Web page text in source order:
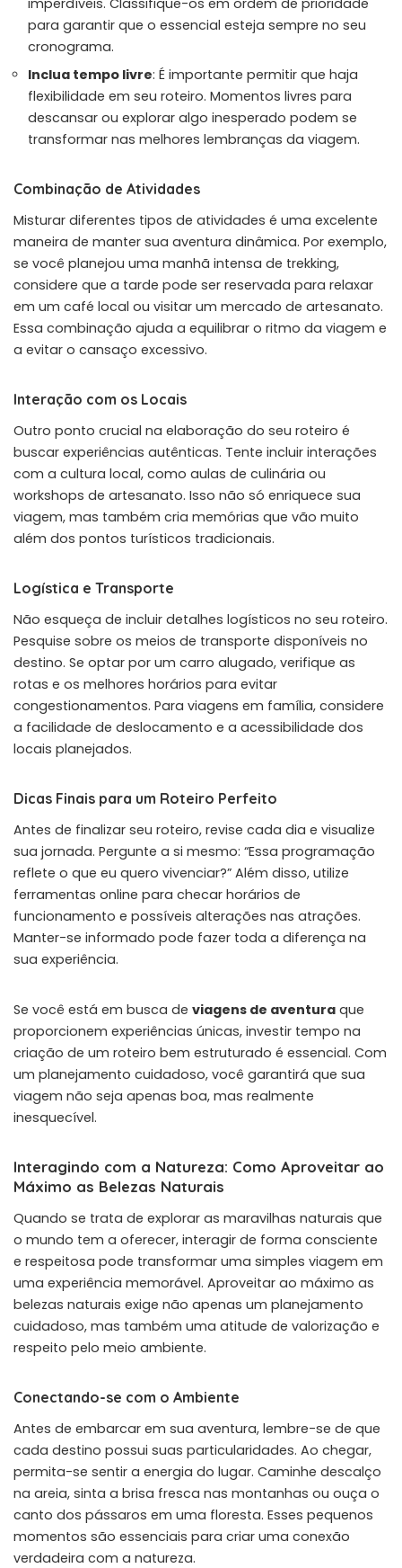
para garantir que o essencial esteja sempre no seu
cronograma.
Inclua tempo livre: É importante permitir que haja
flexibilidade em seu roteiro. Momentos livres para
descansar ou explorar algo inesperado podem se
transformar nas melhores lembranças da viagem.
Combinação de Atividades
Misturar diferentes tipos de atividades é uma excelente
maneira de manter sua aventura dinâmica. Por exemplo,
se você planejou uma manhã intensa de trekking,
considere que a tarde pode ser reservada para relaxar
em um café local ou visitar um mercado de artesanato.
Essa combinação ajuda a equilibrar o ritmo da viagem e
a evitar o cansaço excessivo.
Interação com os Locais
Outro ponto crucial na elaboração do seu roteiro é
buscar experiências autênticas. Tente incluir interações
com a cultura local, como aulas de culinária ou
workshops de artesanato. Isso não só enriquece sua
viagem, mas também cria memórias que vão muito
além dos pontos turísticos tradicionais.
Logística e Transporte
Não esqueça de incluir detalhes logísticos no seu roteiro.
Pesquise sobre os meios de transporte disponíveis no
destino. Se optar por um carro alugado, verifique as
rotas e os melhores horários para evitar
congestionamentos. Para viagens em família, considere
a facilidade de deslocamento e a acessibilidade dos
locais planejados.
Dicas Finais para um Roteiro Perfeito
Antes de finalizar seu roteiro, revise cada dia e visualize
sua jornada. Pergunte a si mesmo: “Essa programação
reflete o que eu quero vivenciar?” Além disso, utilize
ferramentas online para checar horários de
funcionamento e possíveis alterações nas atrações.
Manter-se informado pode fazer toda a diferença na
sua experiência.
Se você está em busca de viagens de aventura que
proporcionem experiências únicas, investir tempo na
criação de um roteiro bem estruturado é essencial. Com
um planejamento cuidadoso, você garantirá que sua
viagem não seja apenas boa, mas realmente
inesquecível.
Interagindo com a Natureza: Como Aproveitar ao
Máximo as Belezas Naturais
Quando se trata de explorar as maravilhas naturais que
o mundo tem a oferecer, interagir de forma consciente
e respeitosa pode transformar uma simples viagem em
uma experiência memorável. Aproveitar ao máximo as
belezas naturais exige não apenas um planejamento
cuidadoso, mas também uma atitude de valorização e
respeito pelo meio ambiente.
Conectando-se com o Ambiente
Antes de embarcar em sua aventura, lembre-se de que
cada destino possui suas particularidades. Ao chegar,
permita-se sentir a energia do lugar. Caminhe descalço
na areia, sinta a brisa fresca nas montanhas ou ouça o
canto dos pássaros em uma floresta. Esses pequenos
momentos são essenciais para criar uma conexão
verdadeira com a natureza.